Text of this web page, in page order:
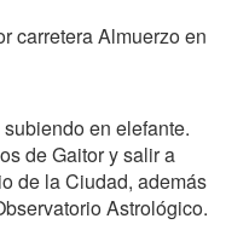
carretera Almuerzo en
en elefante.
de Gaitor y salir a
de la Ciudad, además
Astrológico.